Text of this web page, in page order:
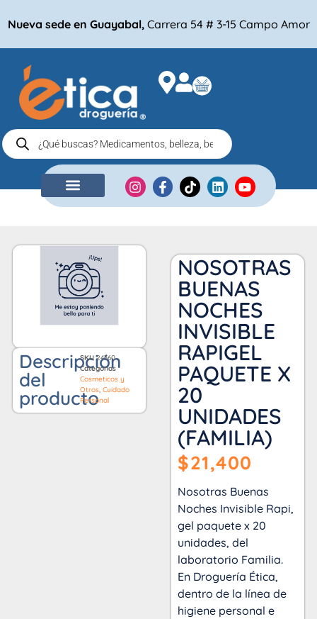
Nueva sede en Guayabal, Carrera 54 # 3-15 Campo Amor
Descripción
del
producto
SKU24360
Categorías
Cosmeticos y
Otros ,Cuidado
Personal
NOSOTRAS
BUENAS
NOCHES
INVISIBLE
RAPIGEL
PAQUETE X
20
UNIDADES
(FAMILIA)
$21,400
Nosotras Buenas
Noches Invisible Rapi,
gel paquete x 20
unidades, del
laboratorio Familia.
En Droguería Ética,
dentro de la línea de
higiene personal e